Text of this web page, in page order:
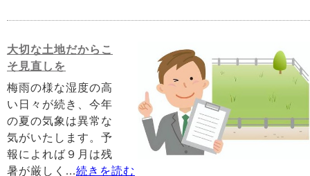
大切な土地だからこ
そ見直しを
梅雨の様な湿度の高
い日々が続き、今年
の夏の気象は異常な
気がいたします。予
報によれば９月は残
暑が厳しく...続きを読む